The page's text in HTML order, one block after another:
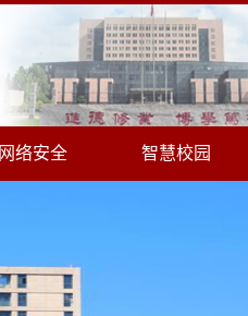
网络安全 智慧校园